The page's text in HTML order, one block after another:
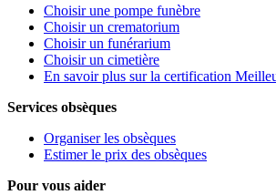
Choisir une pompe funèbre
Choisir un crematorium
Choisir un funérarium
Choisir un cimetière
En savoir plus sur la certification
Services obsèques
Organiser les obsèques
Estimer le prix des obsèques
Pour vous aider